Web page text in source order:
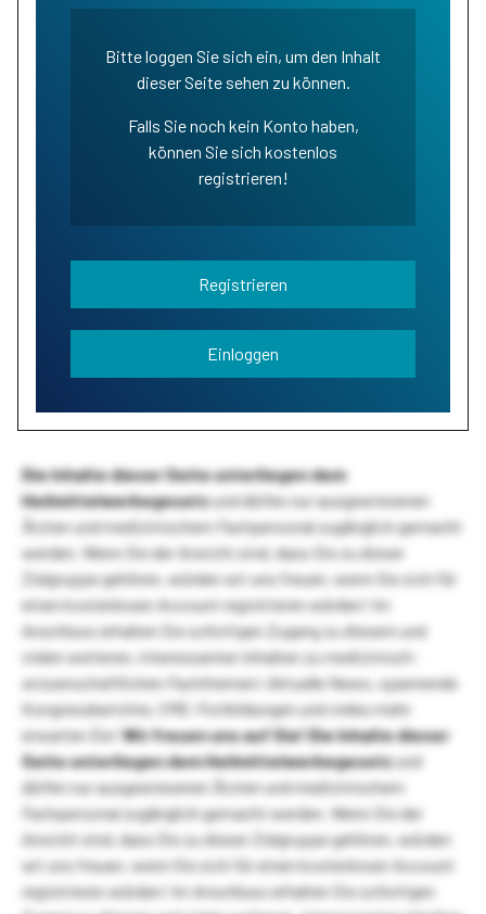
Bitte loggen Sie sich ein, um den Inhalt
dieser Seite sehen zu können.
Falls Sie noch kein Konto haben,
können Sie sich kostenlos
registrieren!
Registrieren
Einloggen
Die Inhalte dieser Seite unterliegen dem
Heilmittelwerbegesetzund dürfen nur ausgewiesenen
Ärzten und medizinischem Fachpersonal zugänglich gemacht
werden. Wenn Sie der Ansicht sind, dass Sie zu dieser
Zielgruppe gehören, würden wir uns freuen, wenn Sie sich für
einen kostenlosen Account registrieren würden! Im
Anschluss erhalten Sie sofortigen Zugang zu diesem und
vielen weiteren, interessanten Inhalten zu medizinisch-
wissenschaftlichen Fachthemen! Aktuelle News, spannende
Kongressberichte, CME-Fortbildungen und vieles mehr
erwarten Sie!Wir freuen uns auf Sie!Die Inhalte dieser
Seite unterliegen dem Heilmittelwerbegesetzund
dürfen nur ausgewiesenen Ärzten und medizinischem
Fachpersonal zugänglich gemacht werden. Wenn Sie der
Ansicht sind, dass Sie zu dieser Zielgruppe gehören, würden
wir uns freuen, wenn Sie sich für einen kostenlosen Account
registrieren würden! Im Anschluss erhalten Sie sofortigen